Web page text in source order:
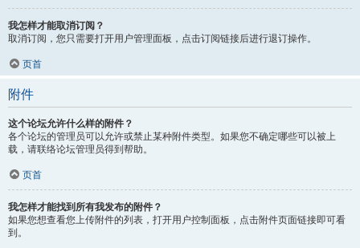
我怎样才能取消订阅？
取消订阅，您只需要打开用户管理面板，点击订阅链接后进行退订操作。
页首
附件
这个论坛允许什么样的附件？
各个论坛的管理员可以允许或禁止某种附件类型。如果您不确定哪些可以被上
载，请联络论坛管理员得到帮助。
页首
我怎样才能找到所有我发布的附件？
如果您想查看您上传附件的列表，打开用户控制面板，点击附件页面链接即可看
到。